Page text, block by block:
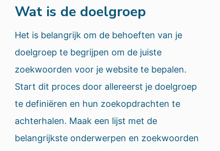
Wat is de doelgroep
Het is belangrijk om de behoeften van je
doelgroep te begrijpen om de juiste
zoekwoorden voor je website te bepalen.
Start dit proces door allereerst je doelgroep
te definiëren en hun zoekopdrachten te
achterhalen. Maak een lijst met de
belangrijkste onderwerpen en zoekwoorden